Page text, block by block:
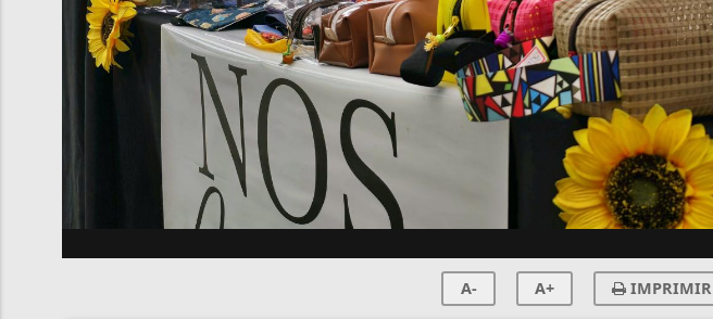
A- A+ IMPRIMIR